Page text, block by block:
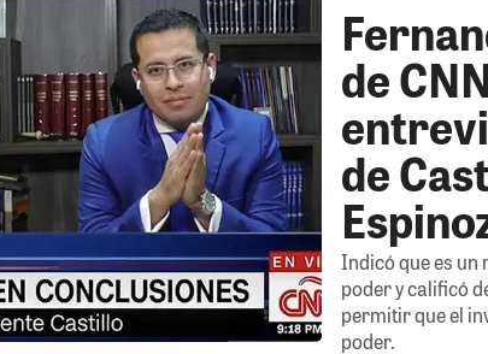
de
de
Indicó que es un
poder y calificó
permitir que el
poder.